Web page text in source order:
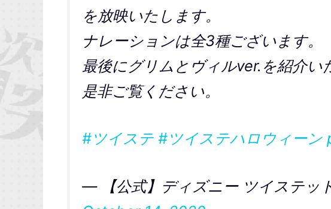
を放映いたします。
ナレーションは全3種ございます。
最後にグリムとヴィルver.を紹介い
是非ご覧ください。
#ツイステ #ツイステハロウィーン
— 【公式】ディズニー ツイステッ